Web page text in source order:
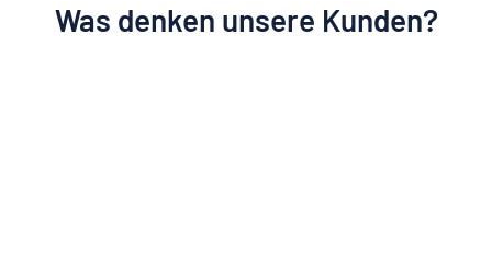
Was denken unsere Kunden?